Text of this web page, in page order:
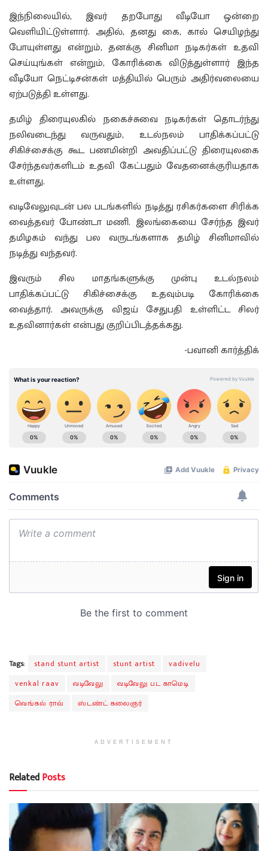
இந்நிலையில், இவர் தறபோது வீடியோ ஒன்றை
வெளியிட்டுள்ளார். அதில், தனது கை, கால் செயிழந்து
போயுள்ளது என்றும், தனக்கு சினிமா நடிகர்கள் உதவி
செய்யுங்கள் என்றும், கோரிக்கை விடுத்துள்ளார் இந்த
வீடியோ நெட்டிசன்கள் மத்தியில் பெரும் அதிர்வலையை
ஏற்படுத்தி உள்ளது.
தமிழ் திரையுலகில் நகைச்சுவை நடிகர்கள் தொடர்ந்து
நலிவடைந்து வருவதும், உடல்நலம் பாதிக்கப்பட்டு
சிகிச்சைக்கு கூட பணமின்றி அவதிப்பட்டு திரையுலகை
சேர்ந்தவர்களிடம் உதவி கேட்பதும் வேதனைக்குரியதாக
உள்ளது.
வடிவேலுவுடன் பல படங்களில் நடித்து ரசிகர்களை சிரிக்க
வைத்தவர் போண்டா மணி. இலங்கையை சேர்ந்த இவர்
தமிழகம் வந்து பல வருடங்களாக தமிழ் சினிமாவில்
நடித்து வந்தவர்.
இவரும் சில மாதங்களுக்கு முன்பு உடல்நலம்
பாதிக்கப்பட்டு சிகிச்சைக்கு உதவும்படி கோரிக்கை
வைத்தார். அவருக்கு விஜய் சேதுபதி உள்ளிட்ட சிலர்
உதவினார்கள் என்பது குறிப்பிடத்தக்கது.
-பவானி கார்த்திக்
Tags: stand stunt artist stunt artist
vadivelu
venkal raav
வடிவேலு
வடிவேலு பட காமெடி
வெங்கல் ராவ்
ஸ்டண்ட் கலைஞர்
ADVERTISEMENT
RelatedPosts